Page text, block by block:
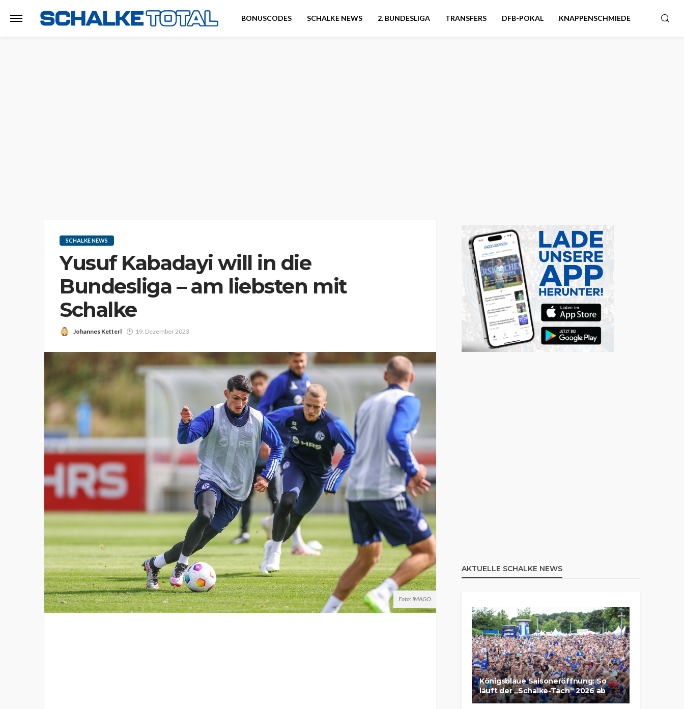
BONUSCODES SCHALKE NEWS 2. BUNDESLIGA TRANSFERS DFB-POKAL KNAPPENSCHMIEDE
SCHALKE NEWS
Yusuf Kabadayi will in die
Bundesliga – am liebsten mit
Schalke
Johannes Ketterl 19. Dezember 2023
Foto: IMAGO
AKTUELLE SCHALKE NEWS
Königsblaue Saisoneröffnung: So
läuft der „Schalke-Tach“ 2026 ab